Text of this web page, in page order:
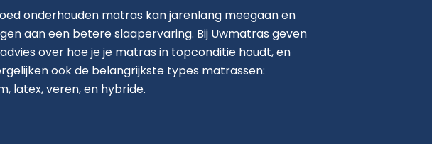
onderhouden matras kan jarenlang meegaan en
aan een betere slaapervaring. Bij Uwmatras geven
over hoe je je matras in topconditie houdt, en
ook de belangrijkste types matrassen:
latex, veren, en hybride.